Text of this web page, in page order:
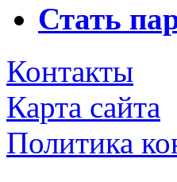
Стать
Контакты
Карта сайта
Политика